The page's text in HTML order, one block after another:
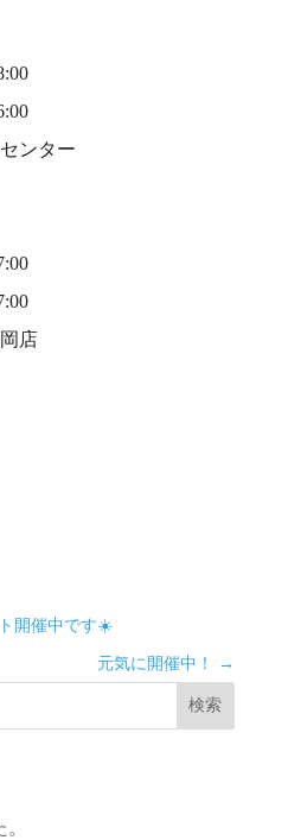
ンター
店
開催中です☀️
元気に開催中！
→
検索